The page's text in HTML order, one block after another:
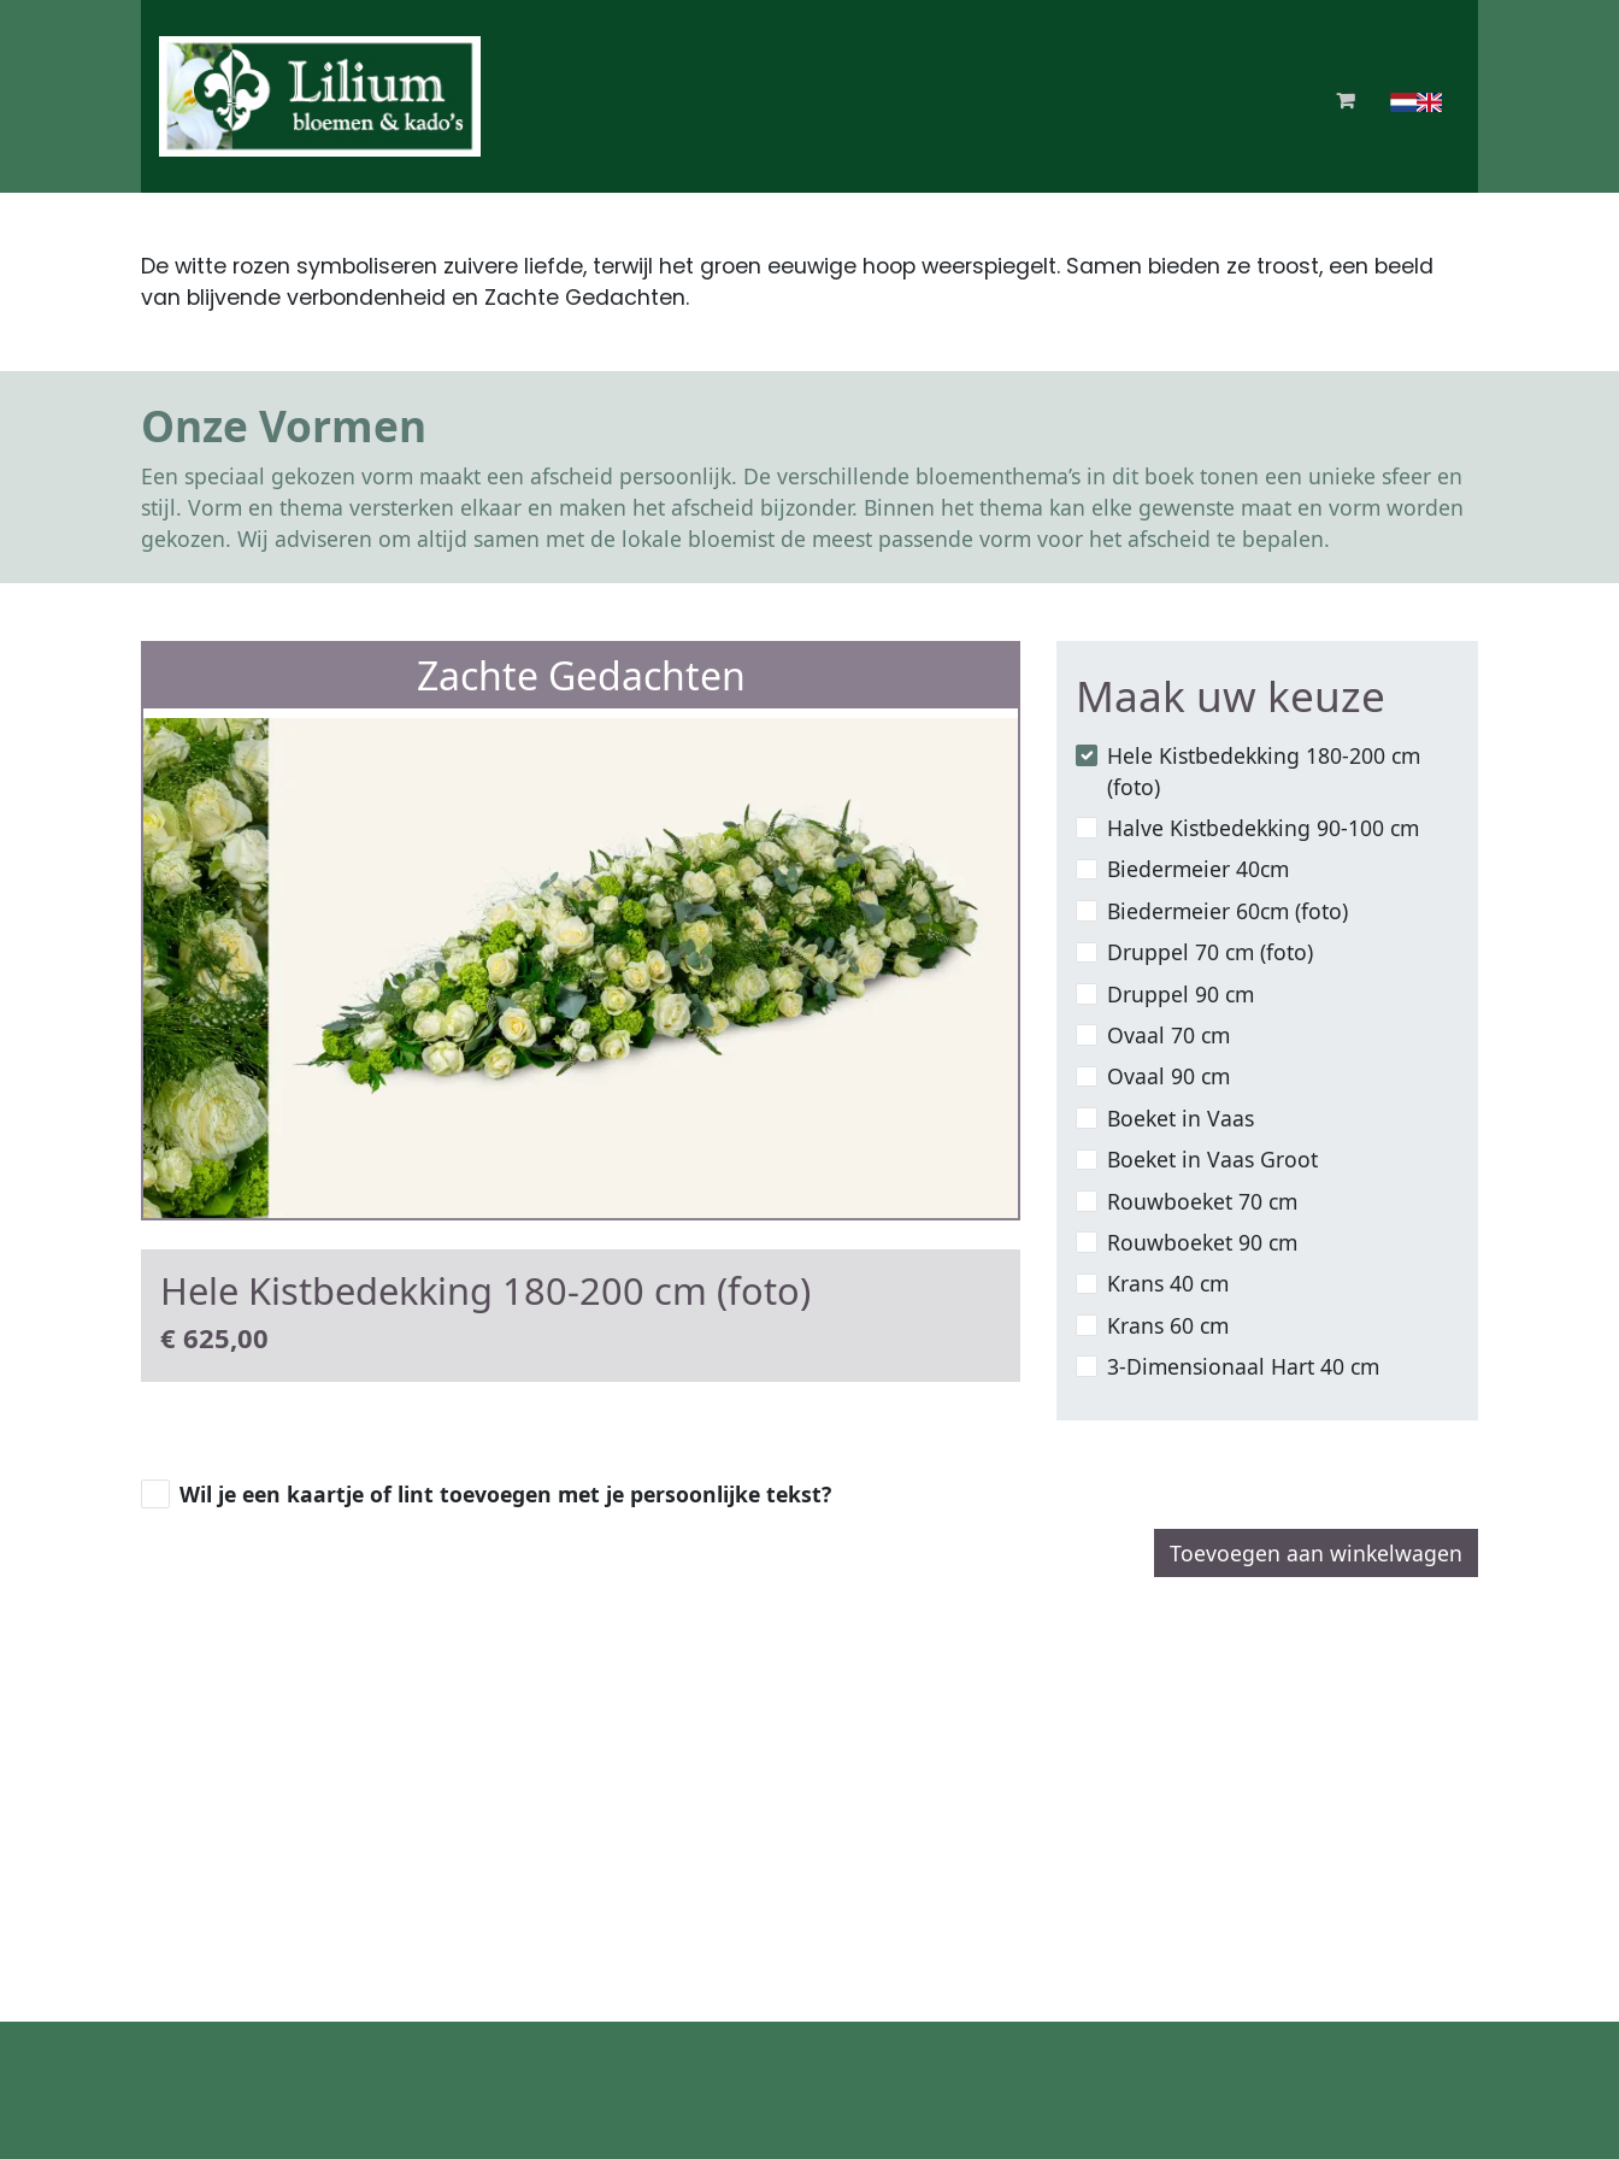
De witte rozen symboliseren zuivere liefde, terwijl het groen eeuwige hoop weerspiegelt. Samen bieden ze troost, een beeld
van blijvende verbondenheid en Zachte Gedachten.
Onze Vormen
Een speciaal gekozen vorm maakt een afscheid persoonlijk. De verschillende bloementhema’s in dit boek tonen een unieke sfeer en
stijl. Vorm en thema versterken elkaar en maken het afscheid bijzonder. Binnen het thema kan elke gewenste maat en vorm worden
gekozen. Wij adviseren om altijd samen met de lokale bloemist de meest passende vorm voor het afscheid te bepalen.
Zachte Gedachten
Hele Kistbedekking 180-200 cm (foto)
€ 625,00
Maak uw keuze
Hele Kistbedekking 180-200 cm
(foto)
Halve Kistbedekking 90-100 cm
Biedermeier 40cm
Biedermeier 60cm (foto)
Druppel 70 cm (foto)
Druppel 90 cm
Ovaal 70 cm
Ovaal 90 cm
Boeket in Vaas
Boeket in Vaas Groot
Rouwboeket 70 cm
Rouwboeket 90 cm
Krans 40 cm
Krans 60 cm
3-Dimensionaal Hart 40 cm
Wil je een kaartje of lint toevoegen met je persoonlijke tekst?
Toevoegen aan winkelwagen